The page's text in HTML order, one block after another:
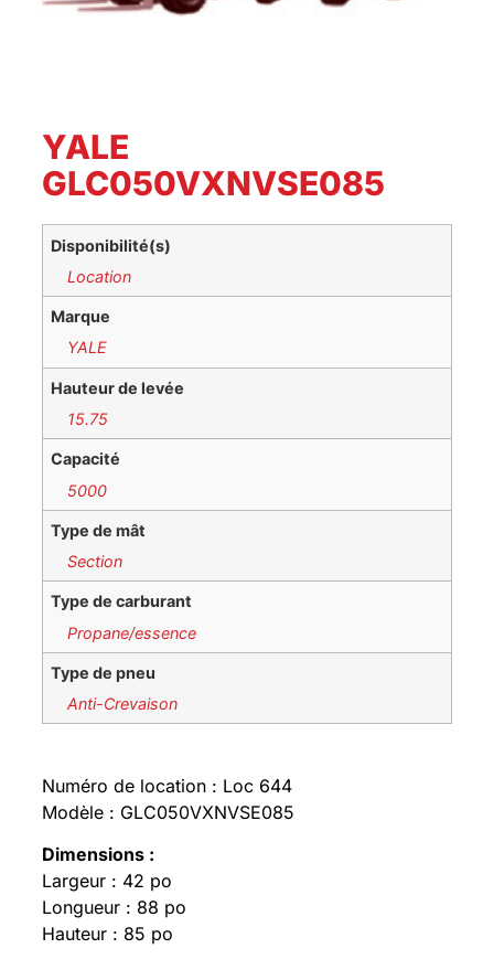
YALE
GLC050VXNVSE085
Disponibilité(s)
Location
Marque
YALE
Hauteur de levée
15.75
Capacité
5000
Type de mât
Section
Type de carburant
Propane/essence
Type de pneu
Anti-Crevaison
Numéro de location : Loc 644
Modèle : GLC050VXNVSE085
Dimensions :
Largeur : 42 po
Longueur : 88 po
Hauteur : 85 po